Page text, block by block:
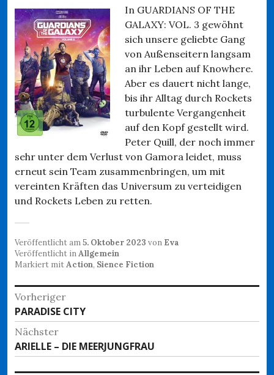
In GUARDIANS OF THE
GALAXY: VOL. 3 gewöhnt
sich unsere geliebte Gang
von Außenseitern langsam
an ihr Leben auf Knowhere.
Aber es dauert nicht lange,
bis ihr Alltag durch Rockets
turbulente Vergangenheit
auf den Kopf gestellt wird.
Peter Quill, der noch immer
sehr unter dem Verlust von Gamora leidet, muss
erneut sein Team zusammenbringen, um mit
vereinten Kräften das Universum zu verteidigen
und Rockets Leben zu retten.
Veröffentlicht am5. Oktober 2023 von Eva
Veröffentlicht inAllgemein
Markiert mitAction, Sience Fiction
Beitragsnavigation
Vorheriger
Vorheriger
Beitrag:
PARADISE CITY
Nächster
Nächster
Beitrag:
ARIELLE – DIE MEERJUNGFRAU